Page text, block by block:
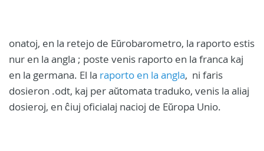
onatoj, en la retejo de Eŭrobarometro, la raporto estis
nur en la angla ; poste venis raporto en la franca kaj
en la germana. El la raporto en la angla, ni faris
dosieron .odt, kaj per aŭtomata traduko, venis la aliaj
dosieroj, en ĉiuj oficialaj nacioj de Eŭropa Unio.